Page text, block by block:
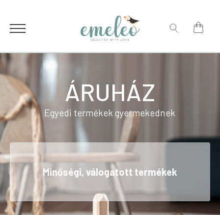
ÁRUHÁZ
Egyedi termékek gyermekednek
Minőségi, válogatott termékek